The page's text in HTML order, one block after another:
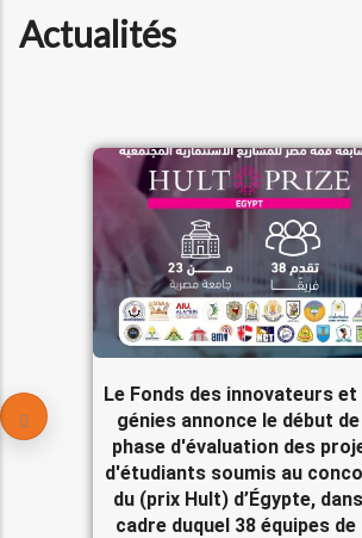
Actualités
Le Fonds des innovateurs et
génies annonce le début
phase d'évaluation des
d'étudiants soumis au
du (prix Hult) d’Égypte,
cadre duquel 38 équipes de